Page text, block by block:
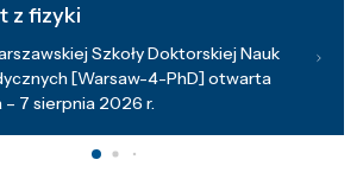
z fizyki
Szkoły Doktorskiej Nauk
[Warsaw-4-PhD] otwarta
7 sierpnia 2026 r.